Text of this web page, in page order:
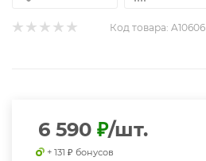
Код товара: A10606
6 590 ₽/шт.
+ 131 ₽ бонусов